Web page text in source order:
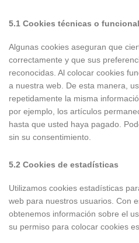
5.1 Cookies técnicas o
Algunas cookies aseguran que
correctamente y que sus
reconocidas. Al colocar cookies
a nuestra web. De esta manera,
repetidamente la misma
por ejemplo, los artículos
hasta que usted haya pagado.
sin su consentimiento.
5.2 Cookies de estadísticas
Utilizamos cookies estadísticas
web para nuestros usuarios. Con
obtenemos información sobre el
su permiso para colocar cookies